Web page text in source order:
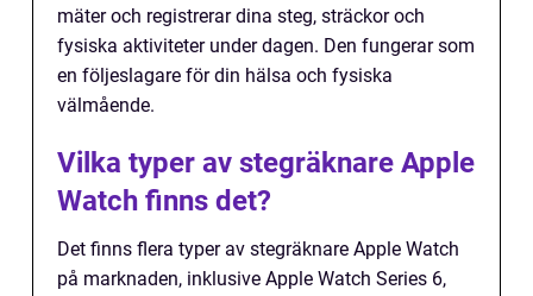
mäter och registrerar dina steg, sträckor och
fysiska aktiviteter under dagen. Den fungerar som
en följeslagare för din hälsa och fysiska
välmående.
Vilka typer av stegräknare Apple
Watch finns det?
Det finns flera typer av stegräknare Apple Watch
på marknaden, inklusive Apple Watch Series 6,